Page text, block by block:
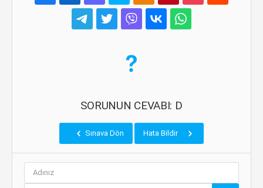
SORUNUN CEVABI: D
Sınava Dön Hata Bildir